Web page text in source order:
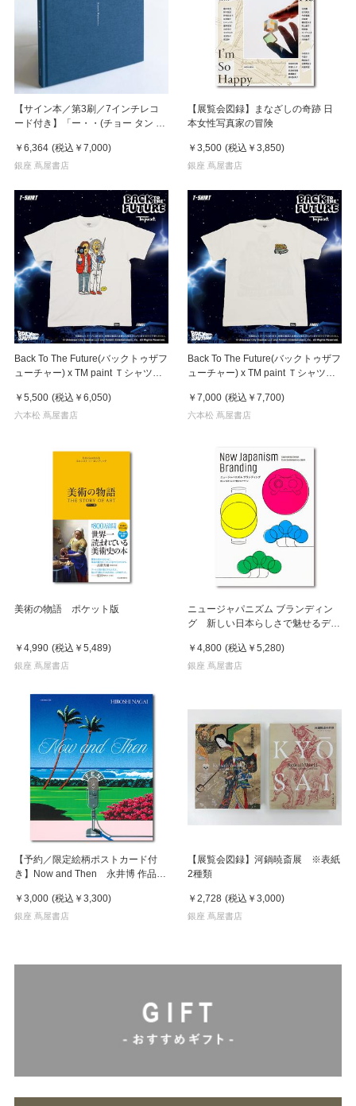
【サイン本／第3刷／7インチレコ
ード付き】「ー・・(チョー タン タ
￥6,364 (税込 ￥7,000)
銀座 蔦屋書店
【展覧会図録】まなざしの奇跡 日
本女性写真家の冒険
￥3,500 (税込 ￥3,850)
銀座 蔦屋書店
Back To The Future(バックトゥザフ
ューチャー) x TM paint Ｔシャツ
￥5,500 (税込 ￥6,050)
六本松 蔦屋書店
Back To The Future(バックトゥザフ
ューチャー) x TM paint Ｔシャツ
￥7,000 (税込 ￥7,700)
六本松 蔦屋書店
美術の物語 ポケット版
￥4,990 (税込 ￥5,489)
銀座 蔦屋書店
ニュージャパニズム ブランディン
グ 新しい日本らしさで魅せるデザ
￥4,800 (税込 ￥5,280)
銀座 蔦屋書店
【予約／限定絵柄ポストカード付
き】Now and Then 永井博 作品
￥3,000 (税込 ￥3,300)
銀座 蔦屋書店
【展覧会図録】河鍋暁斎展 ※表紙
2種類
￥2,728 (税込 ￥3,000)
銀座 蔦屋書店